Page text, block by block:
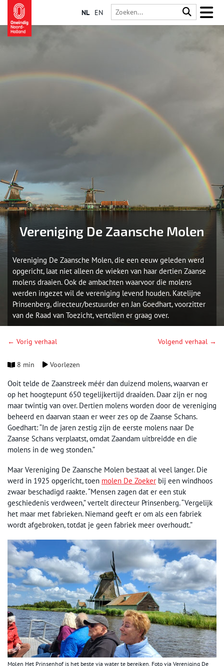
NL EN
Vereniging De Zaansche Molen
Vereniging De Zaansche Molen, die een eeuw geleden werd
opgericht, laat niet alleen de wieken van haar dertien Zaanse
molens draaien. Ook de ambachten waarvoor die molens
werden ingezet wil de vereniging levend houden. Katelijne
Prinsenberg, directeur/bestuurder en Jan Goedhart, voorzitter
van de Raad van Toezicht, vertellen er graag over.
← Vorig verhaal Volgend verhaal →
8 min Voorlezen
Ooit telde de Zaanstreek méér dan duizend molens, waarvan er
op het hoogtepunt 650 tegelijkertijd draaiden. Daar zijn er nog
maar twintig van over. Dertien molens worden door de vereniging
beheerd en daarvan staan er weer zes op de Zaanse Schans.
Goedhart: “In de jaren zestig zijn de eerste molens naar De
Zaanse Schans verplaatst, omdat Zaandam uitbreidde en die
molens in de weg stonden.”
Maar Vereniging De Zaansche Molen bestaat al veel langer. Die
werd in 1925 opgericht, toen molen De Zoeker bij een windhoos
zwaar beschadigd raakte. “Mensen zagen dat er een stuk
geschiedenis verdween,” vertelt directeur Prinsenberg. “Vergelijk
het maar met fabrieken. Niemand geeft er om als een fabriek
wordt afgebroken, totdat je geen fabriek meer overhoudt.”
Molen Het Prinsenhof is het beste via water te bereiken. Foto via Vereniging De